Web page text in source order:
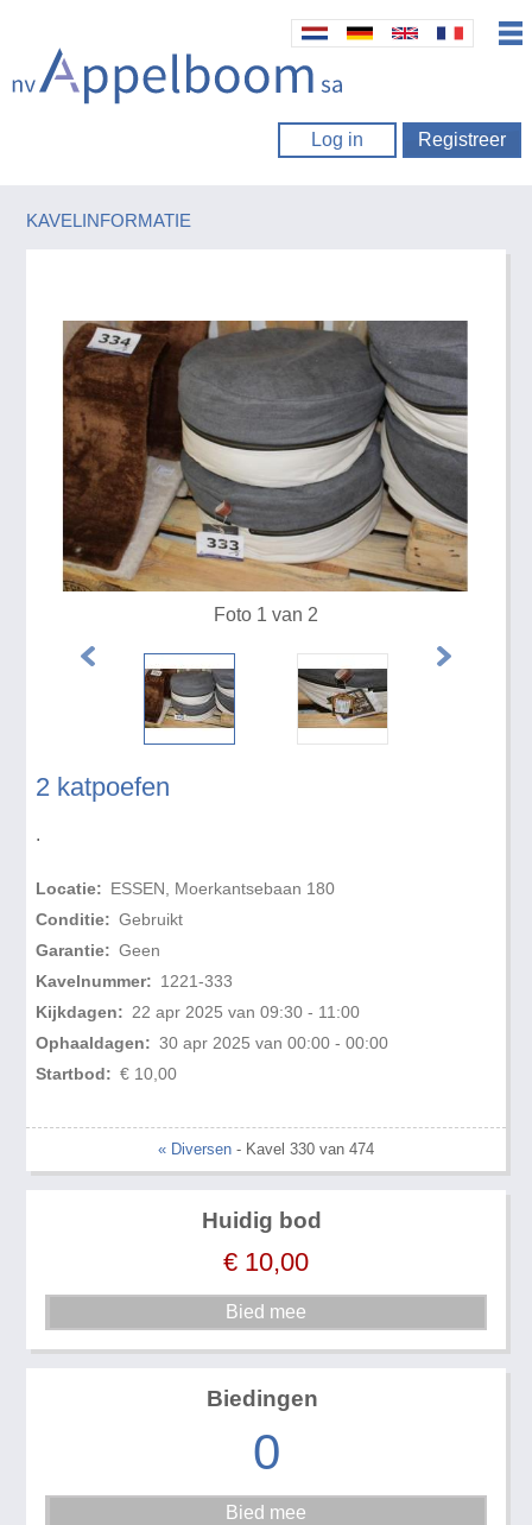
Log in Registreer
KAVELINFORMATIE
2 katpoefen
.
Locatie: ESSEN, Moerkantsebaan 180
Conditie: Gebruikt
Garantie: Geen
Kavelnummer: 1221-333
Kijkdagen: 22 apr 2025 van 09:30 - 11:00
Ophaaldagen: 30 apr 2025 van 00:00 - 00:00
Startbod: € 10,00
Foto 1 van 2
« Diversen - Kavel 330 van 474
Huidig bod
€ 10,00
Biedingen
0